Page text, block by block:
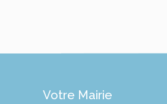
Votre Mairie